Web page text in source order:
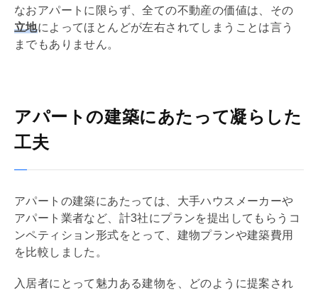
なおアパートに限らず、全ての不動産の価値は、その
立地によってほとんどが左右されてしまうことは言う
までもありません。
アパートの建築にあたって凝らした
工夫
アパートの建築にあたっては、大手ハウスメーカーや
アパート業者など、計3社にプランを提出してもらうコ
ンペティション形式をとって、建物プランや建築費用
を比較しました。
入居者にとって魅力ある建物を、どのように提案され